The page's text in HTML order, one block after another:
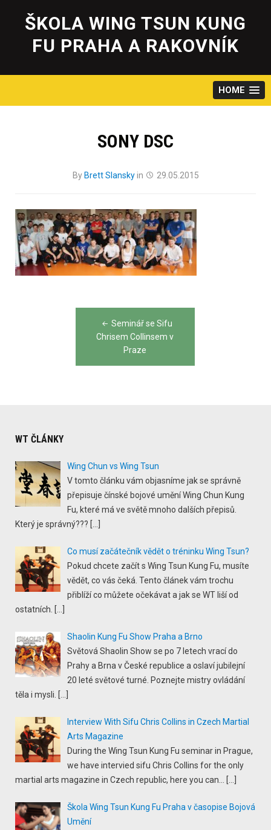
content
ŠKOLA WING TSUN KUNG
FU PRAHA A RAKOVNÍK
HOME
SONY DSC
By Brett Slanskyin 29.05.2015
navigation
Seminář se Sifu
Chrisem Collinsem v
Praze
WT ČLÁNKY
Wing Chun vs Wing Tsun
V tomto článku vám objasníme jak se správně
přepisuje čínské bojové umění Wing Chun Kung
Fu, které má ve světě mnoho dalších přepisů.
Který je správný???
Co musí začátečník vědět o tréninku Wing Tsun?
Pokud chcete začít s Wing Tsun Kung Fu, musíte
vědět, co vás čeká. Tento článek vám trochu
přiblíží co můžete očekávat a jak se WT liší od
ostatních.
Shaolin Kung Fu Show Praha a Brno
Světová Shaolin Show se po 7 letech vrací do
Prahy a Brna v České republice a oslaví jubilejní
20 leté světové turné. Poznejte mistry ovládání
těla i mysli.
Interview With Sifu Chris Collins in Czech Martial
Arts Magazine
During the Wing Tsun Kung Fu seminar in Prague,
we have intervied sifu Chris Collins for the only
martial arts magazine in Czech republic, here you can...
Škola Wing Tsun Kung Fu Praha v časopise Bojová
Umění